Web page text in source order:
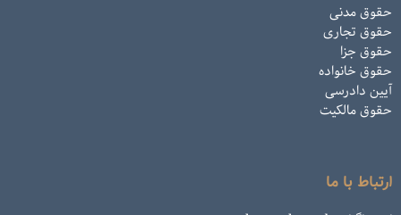
حقوق مدنی
حقوق تجاری
حقوق جزا
حقوق خانواده
آیین دادرسی
حقوق مالکیت
ارتباط با ما